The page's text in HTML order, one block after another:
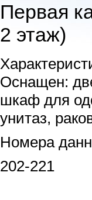
Первая
2 этаж)
Оснащен:
шкаф для
унитаз,
Номера
202-221